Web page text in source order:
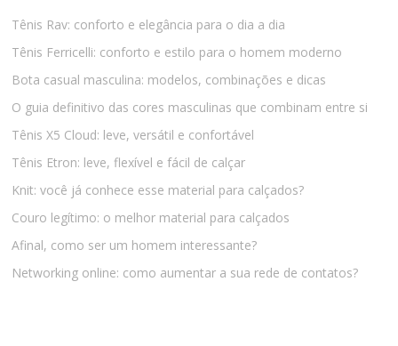
Tênis Rav: conforto e elegância para o dia a dia
Tênis Ferricelli: conforto e estilo para o homem moderno
Bota casual masculina: modelos, combinações e dicas
O guia definitivo das cores masculinas que combinam entre si
Tênis X5 Cloud: leve, versátil e confortável
Tênis Etron: leve, flexível e fácil de calçar
Knit: você já conhece esse material para calçados?
Couro legítimo: o melhor material para calçados
Afinal, como ser um homem interessante?
Networking online: como aumentar a sua rede de contatos?